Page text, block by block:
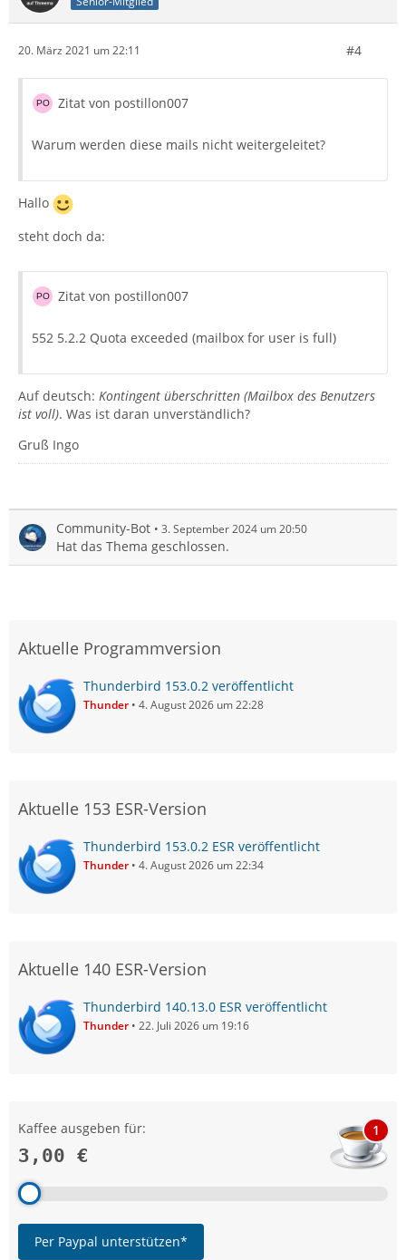
20. März 2021 um 22:11 #4
Zitat von postillon007
Warum werden diese mails nicht weitergeleitet?
Hallo
steht doch da:
Zitat von postillon007
552 5.2.2 Quota exceeded (mailbox for user is full)
Auf deutsch: Kontingent überschritten (Mailbox des Benutzers
ist voll). Was ist daran unverständlich?
Gruß Ingo
Community-Bot 3. September 2024 um 20:50
Hat das Thema geschlossen.
Aktuelle Programmversion
Thunderbird 153.0.2 veröffentlicht
Thunder 4. August 2026 um 22:28
Aktuelle 153 ESR-Version
Thunderbird 153.0.2 ESR veröffentlicht
Thunder 4. August 2026 um 22:34
Aktuelle 140 ESR-Version
Thunderbird 140.13.0 ESR veröffentlicht
Thunder 22. Juli 2026 um 19:16
Kaffee ausgeben für:
3,00 €
1
Per Paypal unterstützen*